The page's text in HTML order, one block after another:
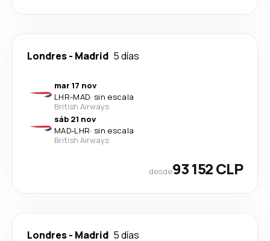
Londres- Madrid 5 días
mar 17 nov
LHR-MAD· sin escala
British Airways
sáb 21 nov
MAD-LHR· sin escala
British Airways
desde93 152 CLP
Londres- Madrid 5 días